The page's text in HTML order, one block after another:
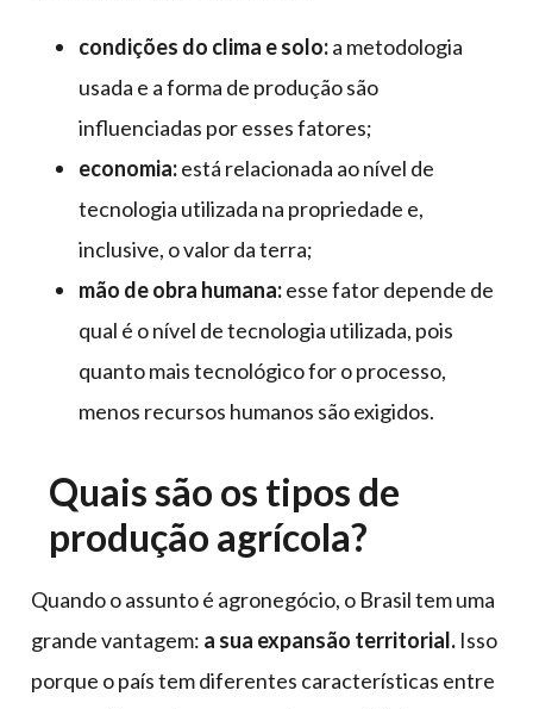
condições do clima e solo:a metodologia
usada e a forma de produção são
influenciadas por esses fatores;
economia:está relacionada ao nível de
tecnologia utilizada na propriedade e,
inclusive, o valor da terra;
mão de obra humana:esse fator depende de
qual é o nível de tecnologia utilizada, pois
quanto mais tecnológico for o processo,
menos recursos humanos são exigidos.
Quais são os tipos de
produção agrícola?
Quando o assunto é agronegócio, o Brasil tem uma
grande vantagem: a sua expansão territorial. Isso
porque o país tem diferentes características entre